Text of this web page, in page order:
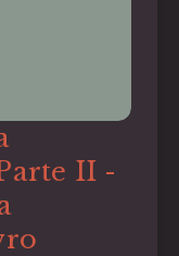
II -